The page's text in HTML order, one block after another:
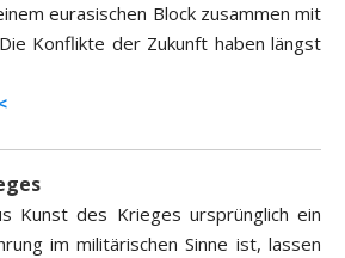
eurasischen Block zusammen mit
Konflikte der Zukunft haben längst
Kunst des Krieges ursprünglich ein
im militärischen Sinne ist, lassen